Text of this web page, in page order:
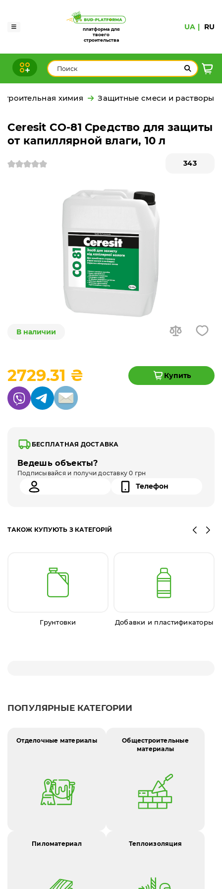
платформа для
твоего
строительства
UA RU
химия Защитные смеси и растворы
Ceresit CO-81 Средство для защиты
от капиллярной влаги, 10 л
343
В наличии
2729.31 ₴ Купить
БЕСПЛАТНАЯ ДОСТАВКА
Ведешь объекты?
Подписывайся и получи доставку 0 грн
ТАКОЖ КУПУЮТЬ З КАТЕГОРІЙ
Грунтовки Добавки и пластификаторы
ПОПУЛЯРНЫЕ КАТЕГОРИИ
Отделочные материалы
Общестроительные
материалы
Пиломатериал Теплоизоляция